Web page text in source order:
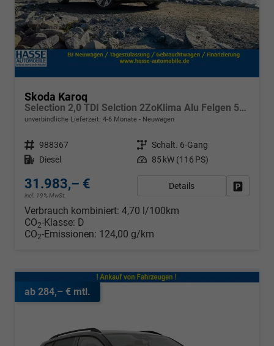
Skoda Karoq
Selection 2,0 TDI Selction 2ZoKlima Alu Felgen 5J Garantie Sitzheizung LED Scheinwerfer Tempomat
unverbindliche Lieferzeit: 4-6 Monate Neuwagen
Fahrzeugnr. 988367 Getriebe Schalt. 6-Gang
Kraftstoff Diesel Leistung 85 kW (116 PS)
31.983,– €
incl. 19% MwSt.
Details
Verbrauch kombiniert: 4,70 l/100km
CO2-Klasse: D
CO2-Emissionen: 124,00 g/km
ab 284,– € mtl.